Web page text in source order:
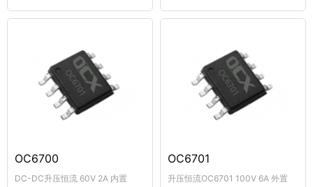
OC6700
DC-DC升压恒流 60V 2A 内置
OC6701
升压恒流OC6701 100V 6A 外置